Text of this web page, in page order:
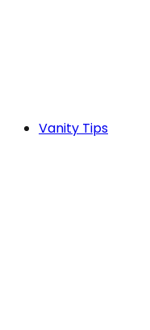
Vanity Tips